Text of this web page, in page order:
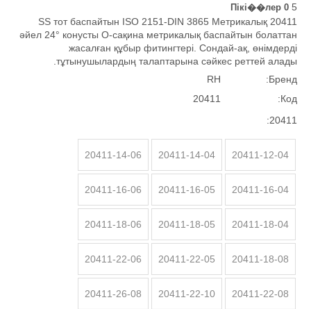
5
0 Пікі��лер
20411 SS тот баспайтын ISO 2151-DIN 3865 Метрикалық
әйел 24° конусты O-сақина метрикалық баспайтын болаттан
жасалған құбыр фитингтері. Сондай-ақ, өнімдерді
тұтынушылардың талаптарына сәйкес реттей алады.
Бренд:
RH
Код:
20411
20411:
20411-12-04
20411-14-04
20411-14-06
20411-16-04
20411-16-05
20411-16-06
20411-18-04
20411-18-05
20411-18-06
20411-18-08
20411-22-05
20411-22-06
20411-22-08
20411-22-10
20411-26-08